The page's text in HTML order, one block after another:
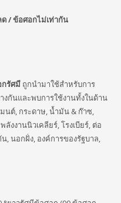
/ ข้อศอกไม่เท่ากัน
รัศมี ถูกนำมาใช้สำหรับการ
กันและพบการใช้งานทั้งในด้าน
มนต์, กระดาษ, น้ำมัน & ก๊าซ,
งงานนิวเคลียร์, โรงเบียร์, ต่อ
น, นอกฝั่ง, องค์การของรัฐบาล,